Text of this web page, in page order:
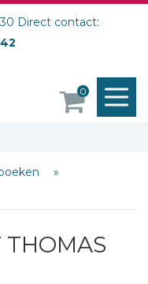
Direct contact:
0
THOMAS